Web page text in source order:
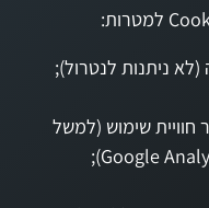
ניתנות לנטרול);
חוויית שימוש (למשל
Google